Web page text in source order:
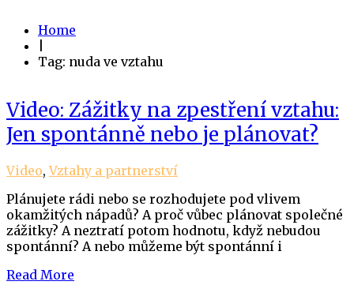
Home
Tag: nuda ve vztahu
Video: Zážitky na zpestření vztahu:
Jen spontánně nebo je plánovat?
Video,Vztahy a partnerství
Plánujete rádi nebo se rozhodujete pod vlivem
okamžitých nápadů? A proč vůbec plánovat společné
zážitky? A neztratí potom hodnotu, když nebudou
spontánní? A nebo můžeme být spontánní i
Read More